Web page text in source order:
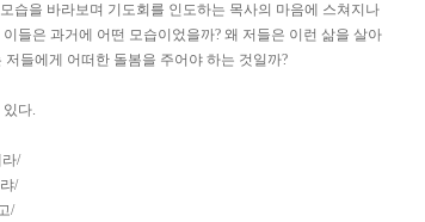
습을 바라보며 기도회를 인도하는 목사의 마음에 스쳐지나
들은 과거에 어떤 모습이었을까? 왜 저들은 이런 삶을 살아
들에게 어떠한 돌봄을 주어야 하는 것일까?
다.
/
/
/